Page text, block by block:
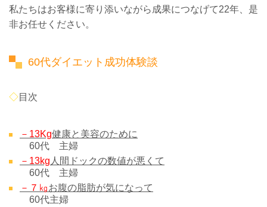
私たちはお客様に寄り添いながら成果につなげて22年、是
非お任せください。
60代ダイエット成功体験談
◇目次
－13Kg健康と美容のために
60代 主婦
－13kg 人間ドックの数値が悪くて
60代 主婦
－７㎏お腹の脂肪が気になって
60代主婦